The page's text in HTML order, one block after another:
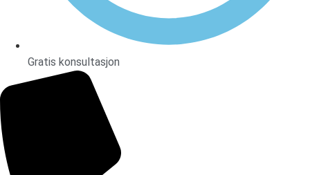
Gratis konsultasjon